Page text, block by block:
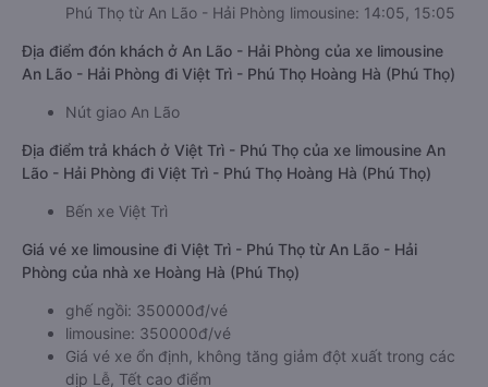
Phú Thọ từ An Lão - Hải Phòng limousine: 14:05, 15:05
Địa điểm đón khách ở An Lão - Hải Phòng của xe limousine
An Lão - Hải Phòng đi Việt Trì - Phú Thọ Hoàng Hà (Phú Thọ)
Nút giao An Lão
Địa điểm trả khách ở Việt Trì - Phú Thọ của xe limousine An
Lão - Hải Phòng đi Việt Trì - Phú Thọ Hoàng Hà (Phú Thọ)
Bến xe Việt Trì
Giá vé xe limousine đi Việt Trì - Phú Thọ từ An Lão - Hải
Phòng của nhà xe Hoàng Hà (Phú Thọ)
ghế ngồi: 350000đ/vé
limousine: 350000đ/vé
Giá vé xe ổn định, không tăng giảm đột xuất trong các
dịp Lễ, Tết cao điểm